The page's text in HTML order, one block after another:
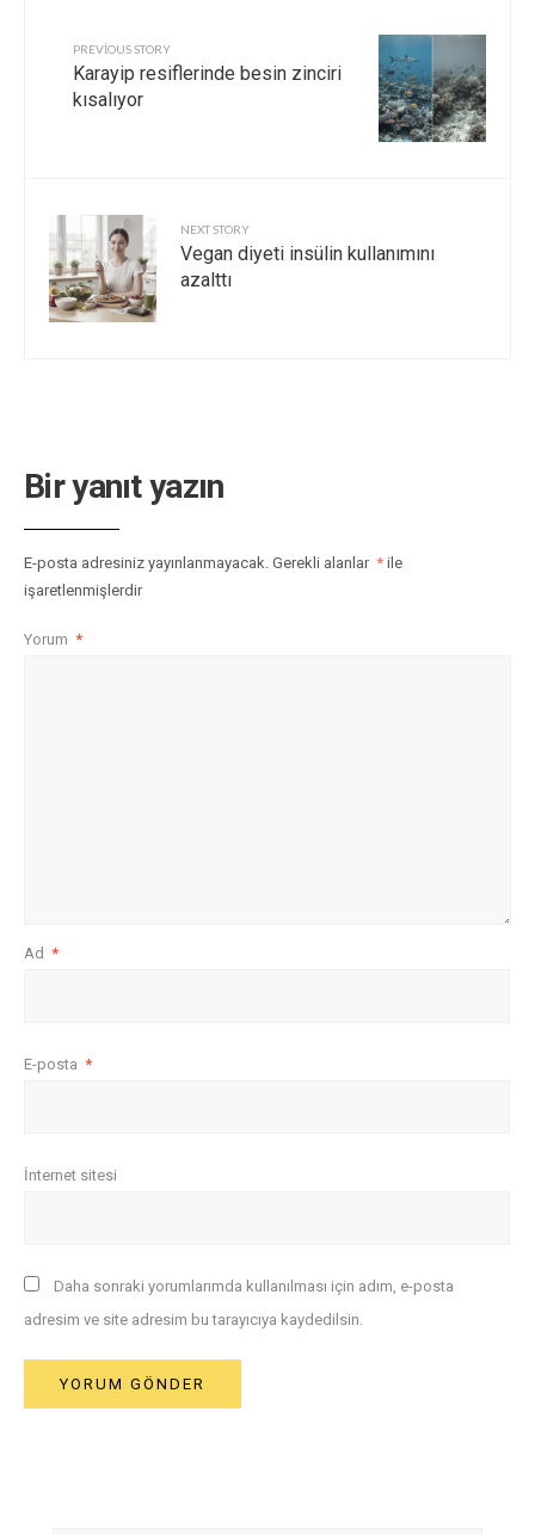
PREVIOUS STORY
Karayip resiflerinde besin zinciri
kısalıyor
NEXT STORY
Vegan diyeti insülin kullanımını
azalttı
Bir yanıt yazın
E-posta adresiniz yayınlanmayacak. Gerekli alanlar * ile
işaretlenmişlerdir
Yorum *
Ad *
E-posta *
İnternet sitesi
Daha sonraki yorumlarımda kullanılması için adım, e-posta
adresim ve site adresim bu tarayıcıya kaydedilsin.